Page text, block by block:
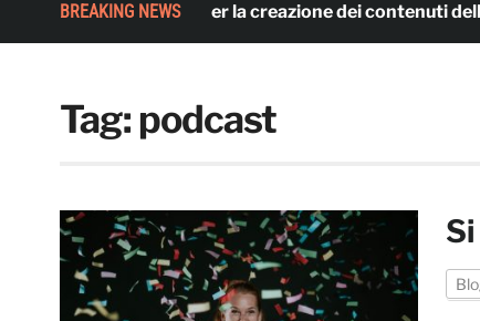
BREAKING NEWS
L’utilizzo dell’AI per la creazione dei contenuti delle
Tag:podcast